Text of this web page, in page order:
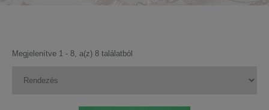
Megjelenítve 1 - 8, a(z) 8 találatból